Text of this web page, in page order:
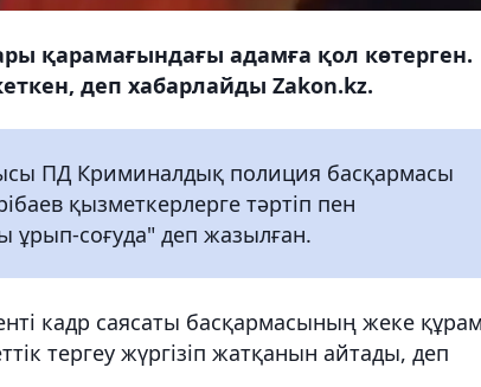
қарамағындағы адамға қол көтерген.
деп хабарлайды Zakon.kz.
ПД Криминалдық полиция басқармасы
қызметкерлерге тәртіп пен
ұрып-соғуда" деп жазылған.
кадр саясаты басқармасының жеке
тергеу жүргізіп жатқанын айтады, деп